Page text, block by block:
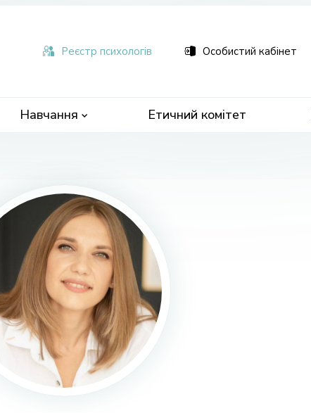
Навчання Етичний комітет
Реєстр психологів Особистий кабінет